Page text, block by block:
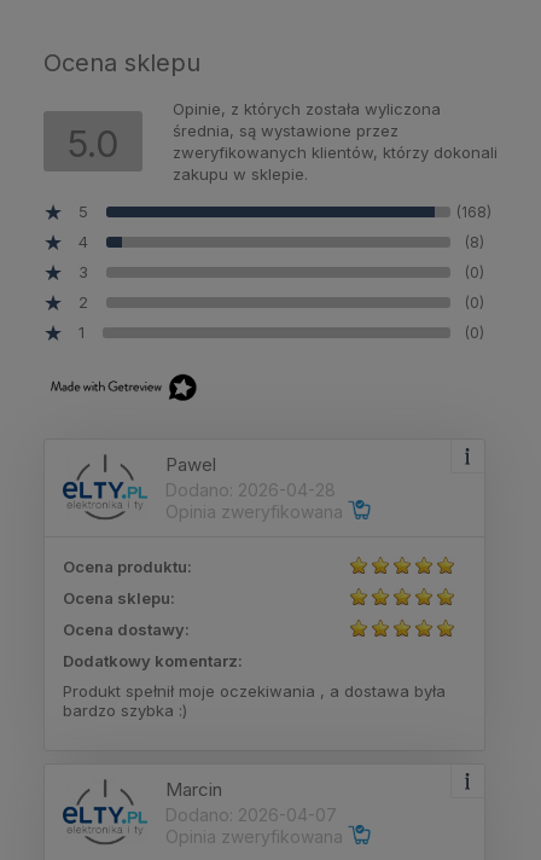
Ocena sklepu
5.0
Opinie, z których została wyliczona
średnia, są wystawione przez
zweryfikowanych klientów, którzy dokonali
zakupu w sklepie.
5
(168)
4 (8)
3 (0)
2 (0)
1 (0)
Pawel
Dodano: 2026-04-28
Opinia zweryfikowana
Ocena produktu:
Ocena sklepu:
Ocena dostawy:
Dodatkowy komentarz:
Produkt spełnił moje oczekiwania , a dostawa była
bardzo szybka :)
Marcin
Dodano: 2026-04-07
Opinia zweryfikowana